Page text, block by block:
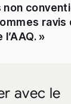
ravis
»
avec le